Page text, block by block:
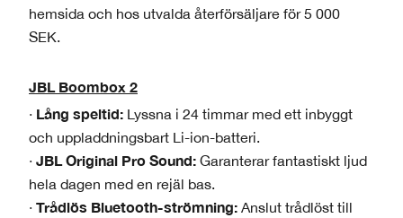
hemsida och hos utvalda återförsäljare för 5 000
SEK.
JBL Boombox 2
· Lång speltid: Lyssna i 24 timmar med ett inbyggt
och uppladdningsbart Li-ion-batteri.
· JBL Original Pro Sound: Garanterar fantastiskt ljud
hela dagen med en rejäl bas.
· Trådlös Bluetooth-strömning: Anslut trådlöst till